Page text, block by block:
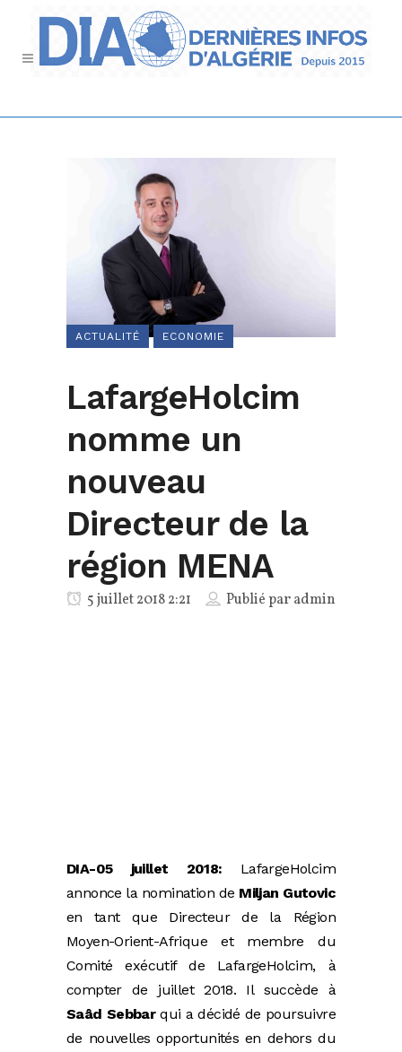
ACTUALITÉ ECONOMIE
LafargeHolcim
nomme un
nouveau
Directeur de la
région MENA
5 juillet 2018 2:21 Publié paradmin
DIA-05 juillet 2018: LafargeHolcim
annonce la nomination de Miljan Gutovic
en tant que Directeur de la Région
Moyen-Orient-Afrique et membre du
Comité exécutif de LafargeHolcim, à
compter de juillet 2018. Il succède à
Saâd Sebbarqui a décidé de poursuivre
de nouvelles opportunités en dehors du